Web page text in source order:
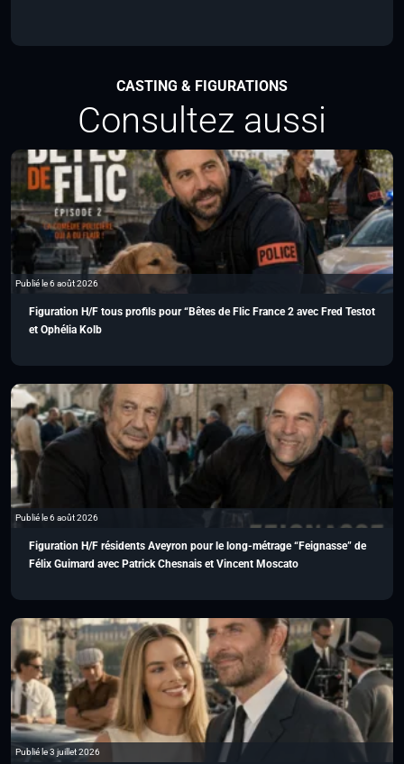
CASTING & FIGURATIONS
Consultez aussi
Publié le 6 août 2026
Figuration H/F tous profils pour “Bêtes de Flic France 2 avec Fred Testot
et Ophélia Kolb
Publié le 6 août 2026
Figuration H/F résidents Aveyron pour le long-métrage “Feignasse” de
Félix Guimard avec Patrick Chesnais et Vincent Moscato
Publié le 3 juillet 2026